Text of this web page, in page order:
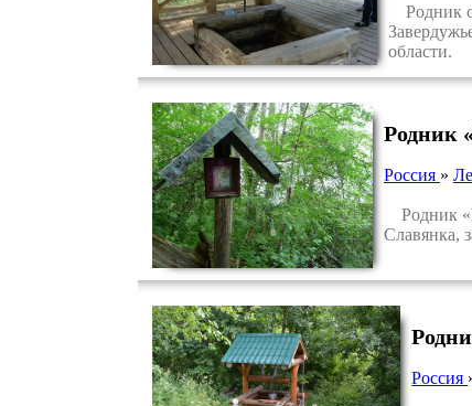
Родник
области.
Родник
Россия »
Родник
Славянка,
Россия